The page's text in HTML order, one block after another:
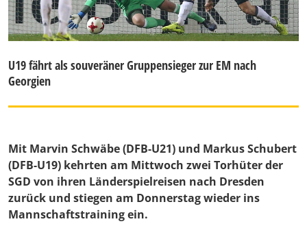
U19 fährt als souveräner Gruppensieger zur EM nach
Georgien
Mit Marvin Schwäbe (DFB-U21) und Markus Schubert
(DFB-U19) kehrten am Mittwoch zwei Torhüter der
SGD von ihren Länderspielreisen nach Dresden
zurück und stiegen am Donnerstag wieder ins
Mannschaftstraining ein.